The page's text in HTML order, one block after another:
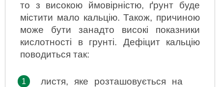
то з високою ймовірністю, ґрунт буде
містити мало кальцію. Також, причиною
може бути занадто високі показники
кислотності в грунті. Дефіцит кальцію
поводиться так:
листя, яке розташовується на